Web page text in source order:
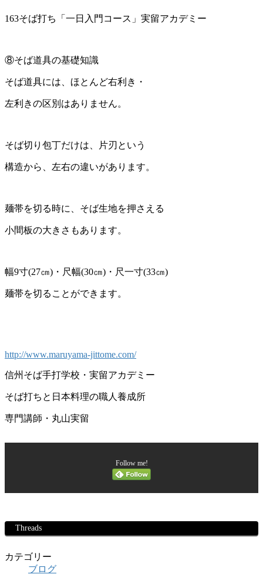
163そば打ち「一日入門コース」実留アカデミー
⑧そば道具の基礎知識
そば道具には、ほとんど右利き・
左利きの区別はありません。
そば切り包丁だけは、片刃という
構造から、左右の違いがあります。
麺帯を切る時に、そば生地を押さえる
小間板の大きさもあります。
幅9寸(27㎝)・尺幅(30㎝)・尺一寸(33㎝)
麺帯を切ることができます。
http://www.maruyama-jittome.com/
信州そば手打学校・実留アカデミー
そば打ちと日本料理の職人養成所
専門講師・丸山実留
Follow me!
Threads
カテゴリー
ブログ